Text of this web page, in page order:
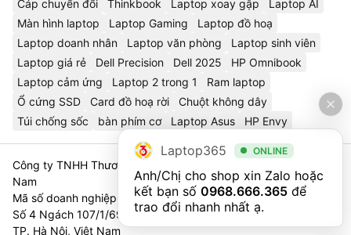
Cáp chuyển đổi
Thinkbook Laptop xoay gập
Laptop AI
Màn hình laptop
Laptop Gaming
Laptop đồ hoạ
Laptop doanh nhân
Laptop văn phòng
Laptop sinh viên
Laptop giá rẻ
Dell Precision Dell 2025
HP Omnibook
Laptop cảm ứng
Laptop 2 trong 1
Ram laptop
Ổ cứng SSD
Card đồ hoạ rời
Chuột không dây
Túi chống sốc
bàn phím cơ Laptop Asus HP Envy
Công ty TNHH Thương Mại Và Dịch Vụ Công Nghệ 365 Việt
Nam
Mã số doanh nghiệp 0111023179 - Sở Tài Chính TP. Hà Nội cấp
Số 4 Ngách 107/1/69 Nguyễn Chí Thanh, Tổ 3, Phường Láng,
TP. Hà Nội, Việt Nam
Laptop365 ONLINE
Anh/Chị cho shop xin Zalo hoặc
kết bạn số 0968.666.365 để
trao đổi nhanh nhất ạ.